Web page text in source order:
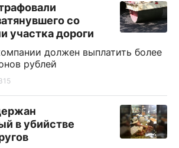
со
участка дороги
должен выплатить более
рублей
в убийстве